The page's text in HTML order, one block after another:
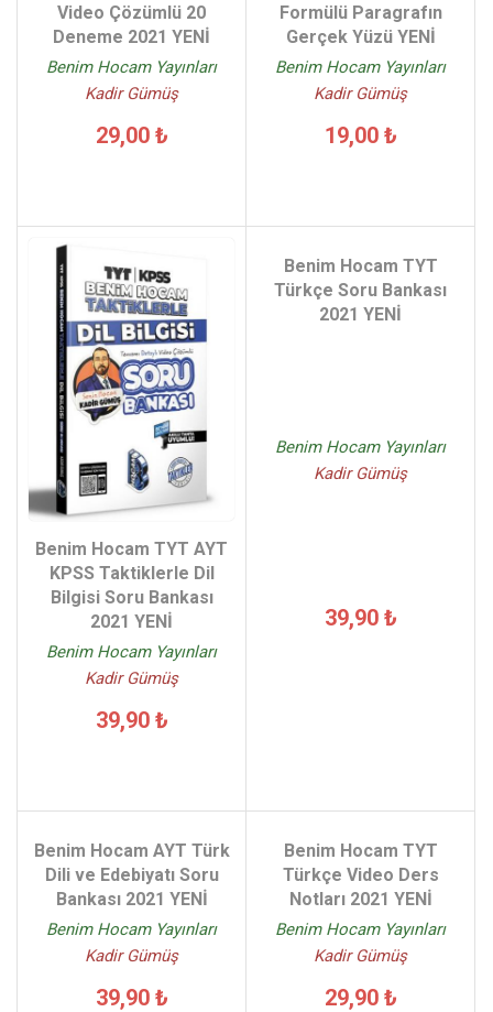
Video Çözümlü 20
Deneme 2021 YENİ
Benim Hocam Yayınları
Kadir Gümüş
29,00 ₺
Formülü Paragrafın
Gerçek Yüzü YENİ
Benim Hocam Yayınları
Kadir Gümüş
19,00 ₺
Benim Hocam TYT AYT
KPSS Taktiklerle Dil
Bilgisi Soru Bankası
2021 YENİ
Benim Hocam Yayınları
Kadir Gümüş
39,90 ₺
Benim Hocam TYT
Türkçe Soru Bankası
2021 YENİ
Benim Hocam Yayınları
Kadir Gümüş
39,90 ₺
Benim Hocam AYT Türk
Dili ve Edebiyatı Soru
Bankası 2021 YENİ
Benim Hocam Yayınları
Kadir Gümüş
39,90 ₺
Benim Hocam TYT
Türkçe Video Ders
Notları 2021 YENİ
Benim Hocam Yayınları
Kadir Gümüş
29,90 ₺